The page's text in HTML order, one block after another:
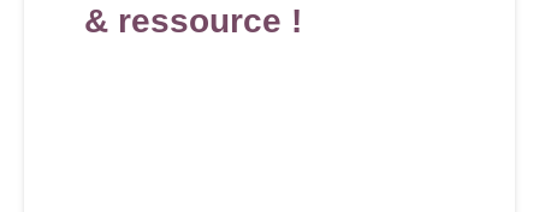
& ressource !